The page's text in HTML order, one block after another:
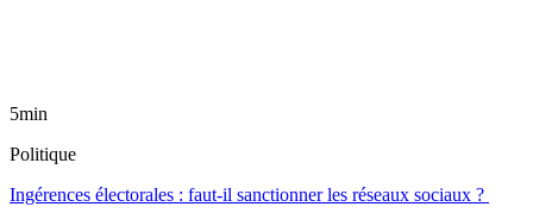
5min
Politique
Ingérences électorales : faut-il sanctionner les réseaux sociaux ?